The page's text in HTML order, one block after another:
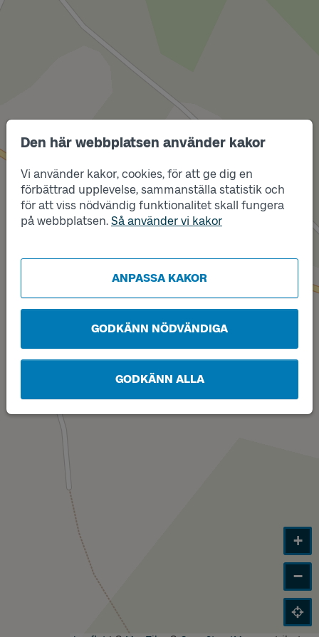
Den här webbplatsen använder kakor
Vi använder kakor, cookies, för att ge dig en
förbättrad upplevelse, sammanställa statistik och
för att viss nödvändig funktionalitet skall fungera
på webbplatsen. Så använder vi kakor
ANPASSA KAKOR
GODKÄNN NÖDVÄNDIGA
GODKÄNN ALLA
Läge
Läge
B
+
−